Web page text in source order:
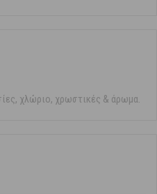
χλώριο, χρωστικές & άρωμα.